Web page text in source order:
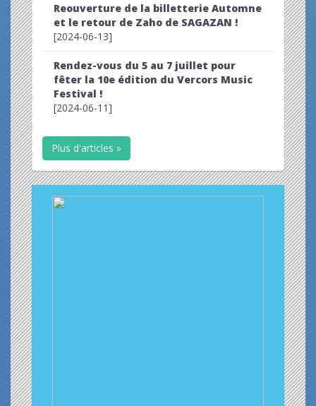
Reouverture de la billetterie Automne
et le retour de Zaho de SAGAZAN !
[2024-06-13]
Rendez-vous du 5 au 7 juillet pour
fêter la 10e édition du Vercors Music
Festival !
[2024-06-11]
Plus d'articles »